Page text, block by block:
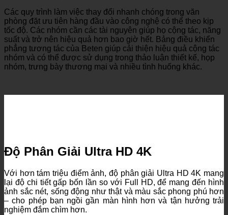
Các quy trình làm việc thay đổi nhanh chóng trong văn
phòng đặt ưu tiên hàng đầu vào công nghệ có thể theo kịp
tốc độ. Các nhóm cần các tài nguyên giúp họ cộng tác, năng
suất và trở nên hiệu quả hơn bao giờ hết. Bảng điều khiển
phẳng tương tác của Beten giúp cải thiện hiệu quả cộng tác
nhóm và có thể được sử dụng trong thảo luận thiết kế, họp
nhóm, trưng bày thương mại và nhiều tình huống khác.
Độ Phân Giải Ultra HD 4K
Với hơn tám triệu điểm ảnh, độ phân giải Ultra HD 4K mang
lại độ chi tiết gấp bốn lần so với Full HD, để mang đến hình
ảnh sắc nét, sống động như thật và màu sắc phong phú hơn
– cho phép bạn ngồi gần màn hình hơn và tận hưởng trải
nghiệm đắm chìm hơn.